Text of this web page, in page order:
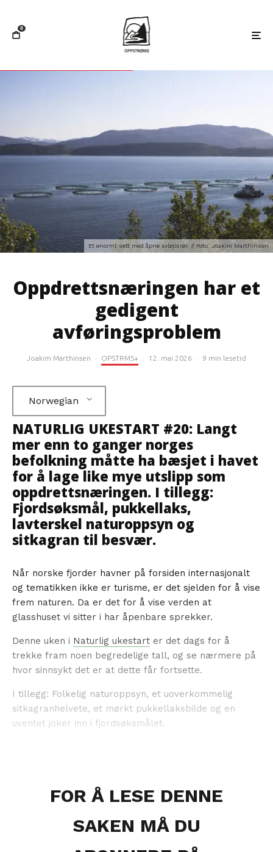
0
Et enormt sett med åpne avløpsrør. // Foto: Joakim Marthinsen
Oppdrettsnæringen har et
gedigent
avføringsproblem
Joakim Marthinsen · OPSTRMS+ · 12. mai 2026 · 9 min lesetid
Norwegian
NATURLIG UKESTART #20: Langt
mer enn to ganger norges
befolkning måtte ha bæsjet i havet
for å lage like mye utslipp som
oppdrettsnæringen. I tillegg:
Fjordsøksmål, pukkellaks,
lavterskel naturoppsyn og
sitkagran til besvær.
Når norske fjorder havner på forsiden internasjonalt
og tematikken ikke er turisme, er det sjelden for å vise
frem naturen. Da er det for å vise verden at
glasshuset vi sitter i har åpenbare sprekker.
Denne uken i Naturlig ukestart er det dags for å
trekke fram noen begredelige tall, og se nærmere på
hvor sinnsykt det er at dette får fortsette.
I tillegg: Folkelig naturoppsyn, et uoverkommelig
sitkagranhelvete, et mørkt pukkellaksbilde og en
uventet joker inn i fjordsøksmålet.
FOR Å LESE DENNE
SAKEN MÅ DU